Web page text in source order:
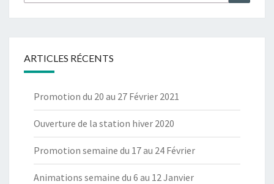
ARTICLES RÉCENTS
Promotion du 20 au 27 Février 2021
Ouverture de la station hiver 2020
Promotion semaine du 17 au 24 Février
Animations semaine du 6 au 12 Janvier